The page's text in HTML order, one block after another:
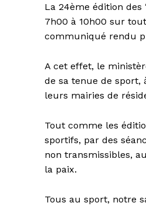
La 24ème édition des
7h00 à 10h00 sur
communiqué rendu
A cet effet, le
de sa tenue de sport,
leurs mairies de
Tout comme les
sportifs, par des
non transmissibles,
la paix.
Tous au sport, notre